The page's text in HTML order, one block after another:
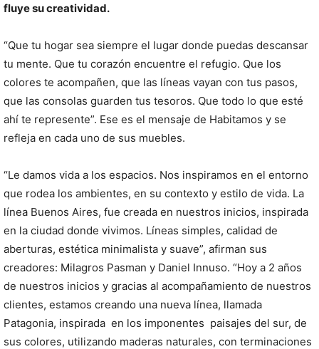
fluye su creatividad.
“Que tu hogar sea siempre el lugar donde puedas descansar
tu mente. Que tu corazón encuentre el refugio. Que los
colores te acompañen, que las líneas vayan con tus pasos,
que las consolas guarden tus tesoros. Que todo lo que esté
ahí te represente”. Ese es el mensaje de Habitamos y se
refleja en cada uno de sus muebles.
“Le damos vida a los espacios. Nos inspiramos en el entorno
que rodea los ambientes, en su contexto y estilo de vida. La
línea Buenos Aires, fue creada en nuestros inicios, inspirada
en la ciudad donde vivimos. Líneas simples, calidad de
aberturas, estética minimalista y suave”, afirman sus
creadores: Milagros Pasman y Daniel Innuso. “Hoy a 2 años
de nuestros inicios y gracias al acompañamiento de nuestros
clientes, estamos creando una nueva línea, llamada
Patagonia, inspirada en los imponentes paisajes del sur, de
sus colores, utilizando maderas naturales, con terminaciones